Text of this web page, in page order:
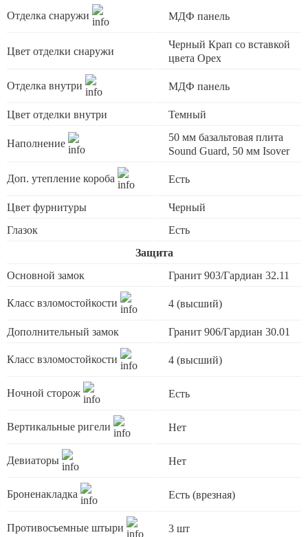
Отделка снаружи МДФ панель
Цвет отделки снаружи
Черный Крап со вставкой
цвета Орех
Отделка внутри МДФ панель
Цвет отделки внутри Темный
Наполнение
50 мм базальтовая плита
Sound Guard, 50 мм Isover
Доп. утепление короба Есть
Цвет фурнитуры
Черный
Глазок
Есть
Защита
Основной замок
Гранит 903/Гардиан 32.11
Класс взломостойкости 4 (высший)
Дополнительный замок Гранит 906/Гардиан 30.01
Класс взломостойкости 4 (высший)
Ночной сторож Есть
Вертикальные ригели Нет
Девиаторы Нет
Броненакладка Есть (врезная)
Противосъемные штыри 3 шт